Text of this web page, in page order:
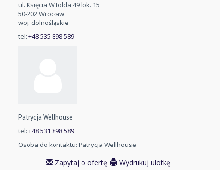
ul. Księcia Witolda 49 lok. 15
50-202 Wrocław
woj. dolnośląskie
tel: +48 535 898 589
Patrycja Wellhouse
tel: +48 531 898 589
Osoba do kontaktu: Patrycja Wellhouse
Zapytaj o ofertę Wydrukuj ulotkę